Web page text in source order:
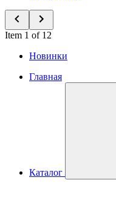
Item 1 of 12
Новинки
Главная
Каталог